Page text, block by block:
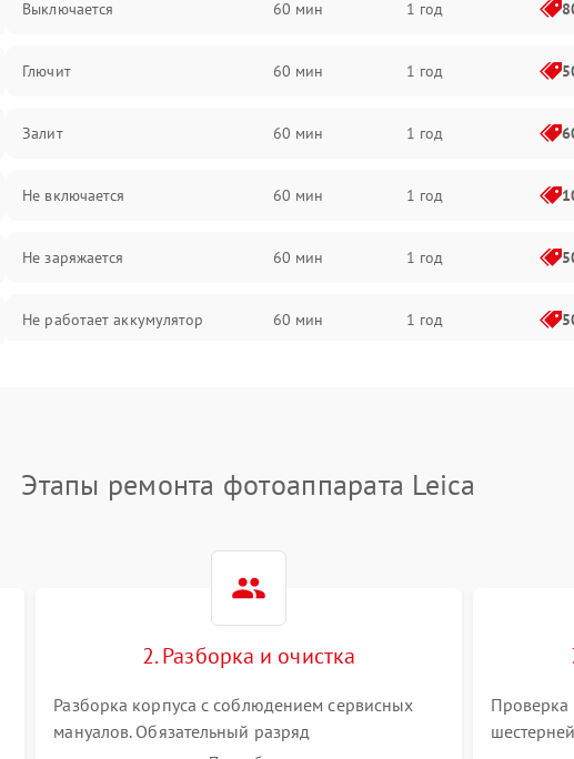
Выключается 60 мин 1 год
Глючит 60 мин 1 год
Залит 60 мин 1 год
Не включается 60 мин 1 год
Не заряжается 60 мин 1 год
Не работает аккумулятор 60 мин 1 год
Этапы ремонта фотоаппарата Leica
2. Разборка и очистка
Разборка корпуса с соблюдением сервисных
мануалов. Обязательный разряд
Проверка